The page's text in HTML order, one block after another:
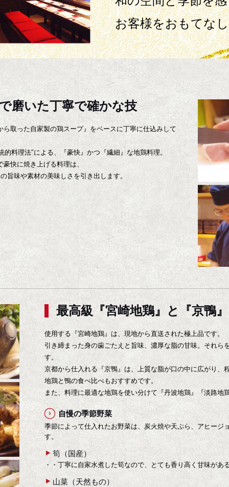
お客様をおもてな
磨いた丁寧で確かな技
取った自家製の鶏スープ』をベースに丁寧に仕込みして
料理法″による、『豪快』かつ『繊細』な地鶏料理。
快に焼き上げる料理は、
旨味や素材の美味しさを引き出します。
最高級『宮崎地鶏』と『京鴨
使用する『宮崎地鶏』は、現地から直送された極上品です。
引き締まった身の歯ごたえと旨味、濃厚な脂の甘味。それら
す。
京都から仕入れる『京鴨』は、上質な脂が口の中に広がり、
地鶏と鴨の食べ比べもおすすめです。
また、料理に最適な地鶏を使い分けて『丹波地鶏』『淡路地
自慢の季節野菜
季節によって仕入れたお野菜は、炭火焼や天ぷら、アヒージ
す。
筍（国産）
・・丁寧に自家水煮した筍なので、とても香り高く甘味があ
山菜（天然もの）